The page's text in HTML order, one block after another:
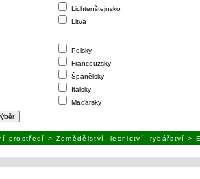
Lichtenštejnsko
Litva
Polsky
Francouzsky
Španělsky
Italsky
Maďarsky
prostředí > Zemědělství, lesnictví, rybářství >